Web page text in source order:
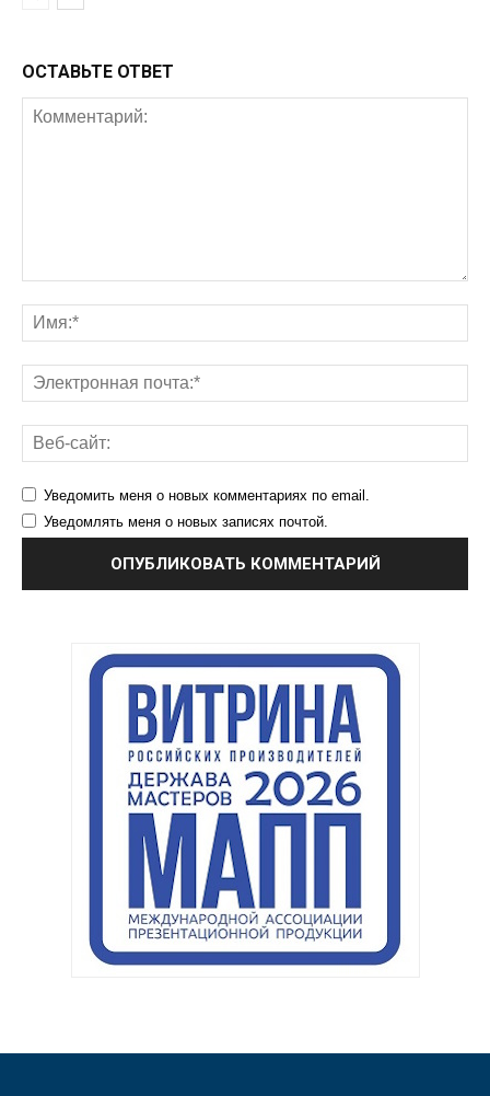
ОСТАВЬТЕ ОТВЕТ
Уведомить меня о новых комментариях по email.
Уведомлять меня о новых записях почтой.